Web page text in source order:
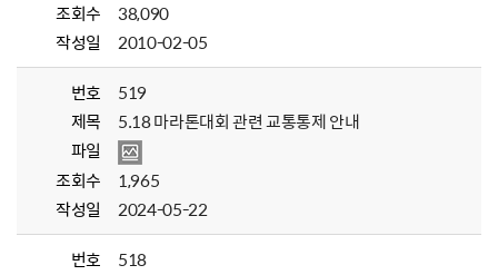
조회수
38,090
작성일
2010-02-05
번호
519
제목
5.18 마라톤대회 관련 교통통제 안내
파일
조회수
1,965
작성일
2024-05-22
번호
518